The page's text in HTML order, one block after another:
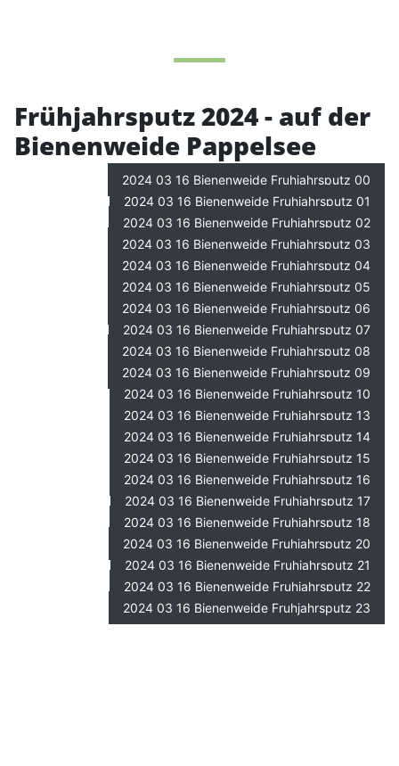
Frühjahrsputz 2024 - auf der
Bienenweide Pappelsee
2024 03 16 Bienenweide Fruhjahrsputz 00
2024 03 16 Bienenweide Fruhjahrsputz 01
2024 03 16 Bienenweide Fruhjahrsputz 02
2024 03 16 Bienenweide Fruhjahrsputz 03
2024 03 16 Bienenweide Fruhjahrsputz 04
2024 03 16 Bienenweide Fruhjahrsputz 05
2024 03 16 Bienenweide Fruhjahrsputz 06
2024 03 16 Bienenweide Fruhjahrsputz 07
2024 03 16 Bienenweide Fruhjahrsputz 08
2024 03 16 Bienenweide Fruhjahrsputz 09
2024 03 16 Bienenweide Fruhjahrsputz 10
2024 03 16 Bienenweide Fruhjahrsputz 13
2024 03 16 Bienenweide Fruhjahrsputz 14
2024 03 16 Bienenweide Fruhjahrsputz 15
2024 03 16 Bienenweide Fruhjahrsputz 16
2024 03 16 Bienenweide Fruhjahrsputz 17
2024 03 16 Bienenweide Fruhjahrsputz 18
2024 03 16 Bienenweide Fruhjahrsputz 20
2024 03 16 Bienenweide Fruhjahrsputz 21
2024 03 16 Bienenweide Fruhjahrsputz 22
2024 03 16 Bienenweide Fruhjahrsputz 23